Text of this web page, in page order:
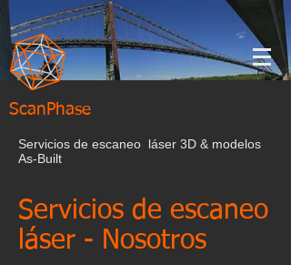
ScanPhase
Servicios de escaneo láser 3D & modelos
As-Built
Servicios de escaneo
láser - Nosotros